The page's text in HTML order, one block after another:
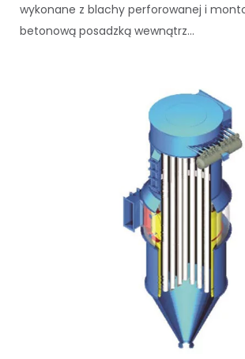
wykonane z blachy perforowanej i
betonową posadzką wewnątrz...